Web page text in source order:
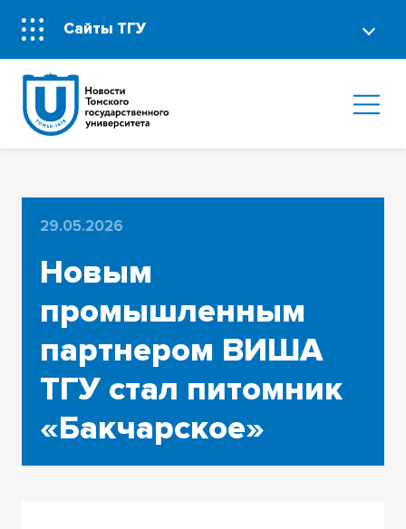
Сайты ТГУ
29.05.2026
Новым
промышленным
партнером ВИША
ТГУ стал питомник
«Бакчарское»